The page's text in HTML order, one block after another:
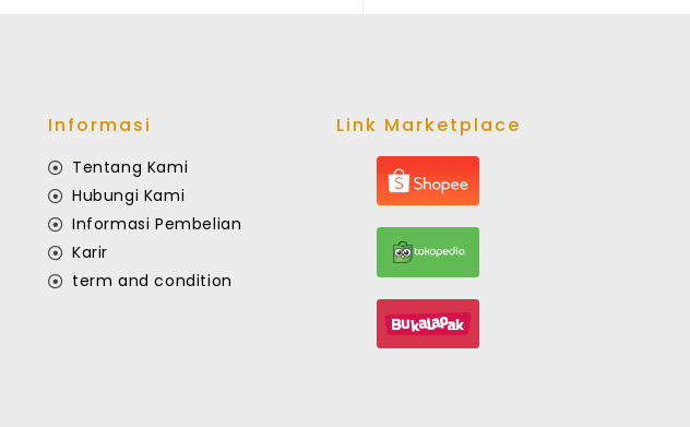
Informasi
Tentang Kami
Hubungi Kami
Informasi Pembelian
Karir
term and condition
Link Marketplace